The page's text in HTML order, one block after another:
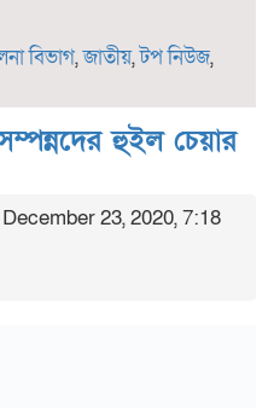
বিভাগ,জাতীয়,টপ নিউজ,
হুইল চেয়ার
23, 2020, 7:18